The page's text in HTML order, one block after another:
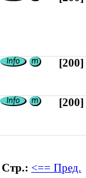
[200]
[200]
Стр.: <== Пред.